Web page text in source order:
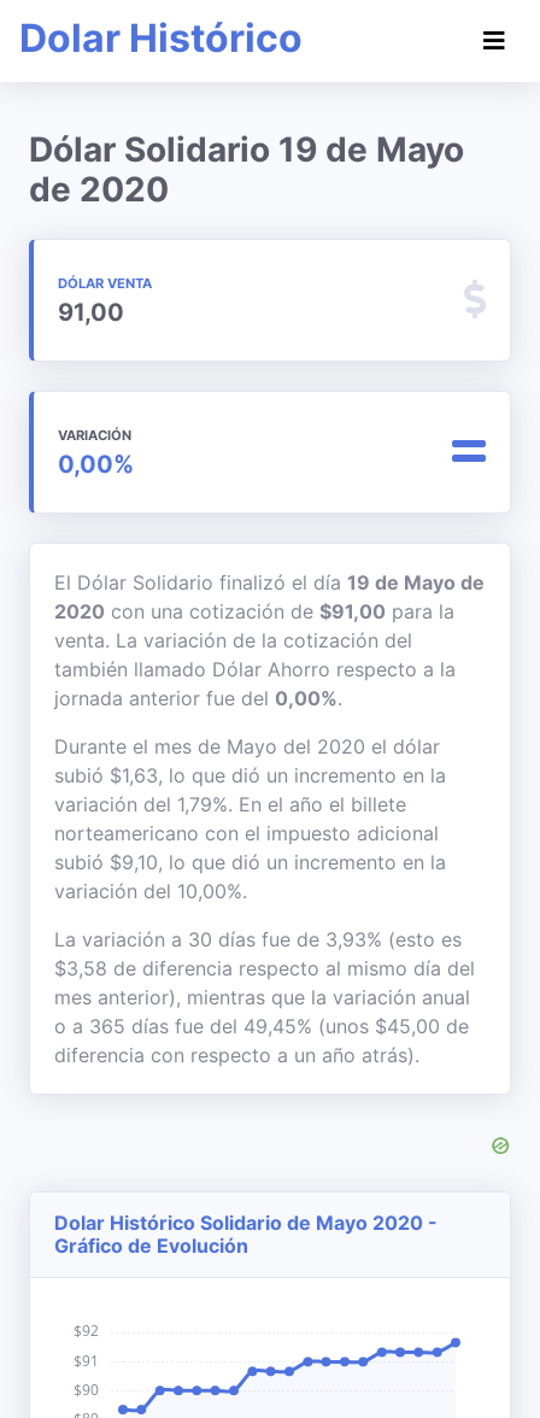
Dolar Histórico
Dólar Solidario 19 de Mayo
de 2020
DÓLAR VENTA
91,00
VARIACIÓN
0,00%
El Dólar Solidario finalizó el día 19 de Mayo de
2020 con una cotización de $91,00 para la
venta. La variación de la cotización del
también llamado Dólar Ahorro respecto a la
jornada anterior fue del 0,00%.
Durante el mes de Mayo del 2020 el dólar
subió $1,63, lo que dió un incremento en la
variación del 1,79%. En el año el billete
norteamericano con el impuesto adicional
subió $9,10, lo que dió un incremento en la
variación del 10,00%.
La variación a 30 días fue de 3,93% (esto es
$3,58 de diferencia respecto al mismo día del
mes anterior), mientras que la variación anual
o a 365 días fue del 49,45% (unos $45,00 de
diferencia con respecto a un año atrás).
Dolar Histórico Solidario de Mayo 2020 -
Gráfico de Evolución